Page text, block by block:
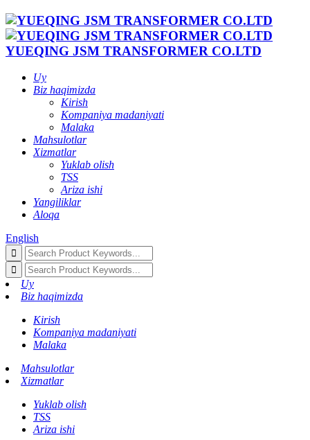
YUEQING JSM TRANSFORMER CO.LTD
Uy
Biz haqimizda
Kirish
Kompaniya madaniyati
Malaka
Mahsulotlar
Xizmatlar
Yuklab olish
TSS
Ariza ishi
Yangiliklar
Aloqa
English
Uy
Biz haqimizda
Kirish
Kompaniya madaniyati
Malaka
Mahsulotlar
Xizmatlar
Yuklab olish
TSS
Ariza ishi